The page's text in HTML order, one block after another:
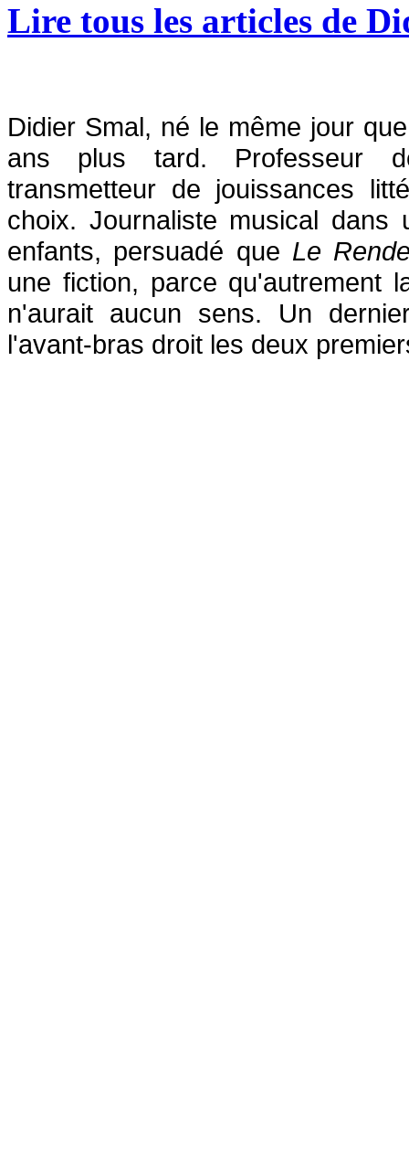
Lire tous les articles de
Didier Smal, né le même jour
ans plus tard. Professeur
transmetteur de jouissances
choix. Journaliste musical
enfants, persuadé que Le
une fiction, parce qu'autrement
n'aurait aucun sens. Un
l'avant-bras droit les deux